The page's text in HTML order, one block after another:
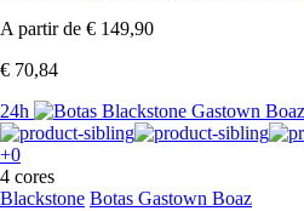
A partir de € 149,90
€ 70,84
24h
+0
4 cores
Blackstone Botas Gastown Boaz